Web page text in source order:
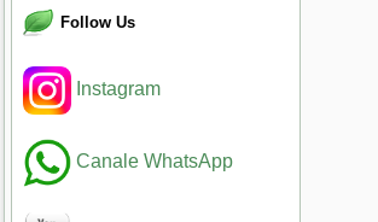
Follow Us
Instagram
Canale WhatsApp